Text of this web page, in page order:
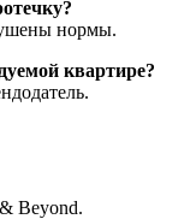
нормы.
квартире?
Beyond.